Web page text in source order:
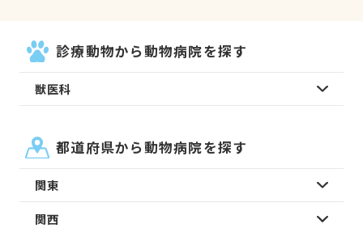
診療動物から動物病院を探す
獣医科
都道府県から動物病院を探す
関東
関西